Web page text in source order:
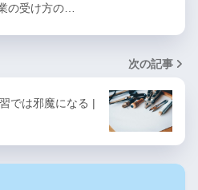
の受け方の…
次の記事
では邪魔になる |